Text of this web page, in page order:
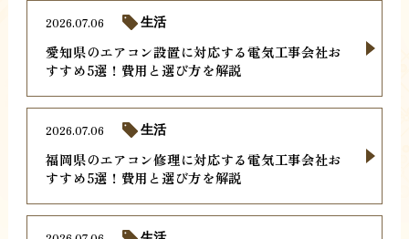
愛知県のエアコン設置に対応する電気工事会社お
すすめ5選！費用と選び方を解説
2026.07.06 生活
福岡県のエアコン修理に対応する電気工事会社お
すすめ5選！費用と選び方を解説
2026.07.06 生活